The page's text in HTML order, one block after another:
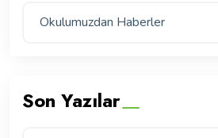
Okulumuzdan Haberler
Son Yazılar